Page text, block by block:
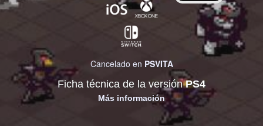
Cancelado en PSVITA
Ficha técnica de la versiónPS4
Más información